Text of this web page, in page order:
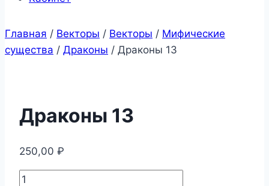
Главная / Векторы / Векторы / Мифические
существа / Драконы / Драконы 13
Драконы 13
250,00 ₽
Количество